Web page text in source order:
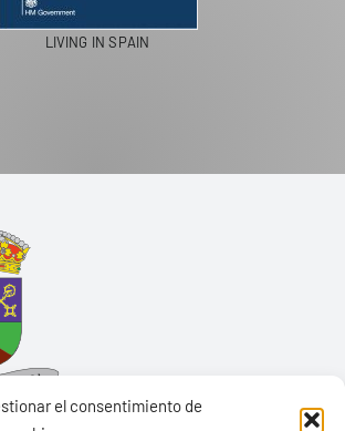
el consentimiento de
LIVING IN SPAIN